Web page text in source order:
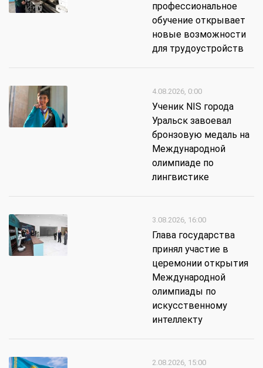
профессиональное
обучение открывает
новые возможности
для трудоустройств
4.08.2026, 0:00
Ученик NIS города
Уральск завоевал
бронзовую медаль на
Международной
олимпиаде по
лингвистике
3.08.2026, 16:00
Глава государства
принял участие в
церемонии открытия
Международной
олимпиады по
искусственному
интеллекту
2.08.2026, 15:00